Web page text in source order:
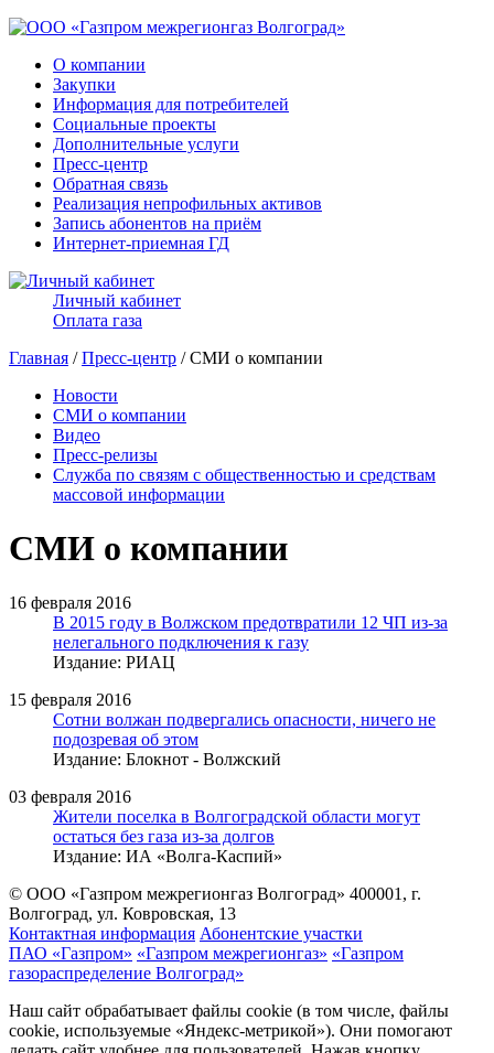
О компании
Закупки
Информация для потребителей
Социальные проекты
Дополнительные услуги
Пресс-центр
Обратная связь
Реализация непрофильных активов
Запись абонентов на приём
Интернет-приемная ГД
Личный кабинет
Оплата газа
Главная /Пресс-центр / СМИ о компании
Новости
СМИ о компании
Видео
Пресс-релизы
Служба по связям с общественностью и средствам
массовой информации
СМИ о компании
16 февраля 2016
В 2015 году в Волжском предотвратили 12 ЧП из-за
нелегального подключения к газу
Издание: РИАЦ
15 февраля 2016
Сотни волжан подвергались опасности, ничего не
подозревая об этом
Издание: Блокнот - Волжский
03 февраля 2016
Жители поселка в Волгоградской области могут
остаться без газа из-за долгов
Издание: ИА «Волга-Каспий»
© ООО «Газпром межрегионгаз Волгоград» 400001, г.
Волгоград, ул. Ковровская, 13
Контактная информация Абонентские участки
ПАО «Газпром» «Газпром межрегионгаз» «Газпром
газораспределение Волгоград»
Наш сайт обрабатывает файлы cookie (в том числе, файлы
cookie, используемые «Яндекс-метрикой»). Они помогают